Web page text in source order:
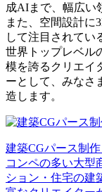
成AIまで、幅広い
また、空間設計に
して注目されてい
世界トップレベル
模を誇るクリエイ
ーとして、みなさ
造します。
建築CGパース制
コンペの多い大型
ション・住宅の建